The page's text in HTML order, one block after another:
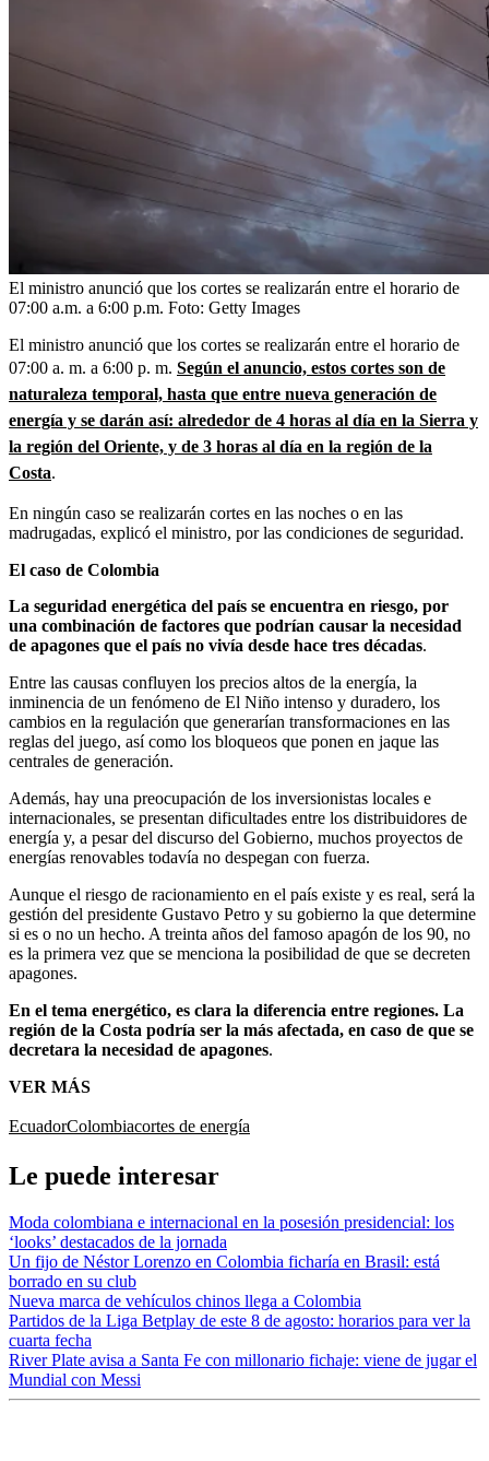
El ministro anunció que los cortes se realizarán entre el horario de
07:00 a.m. a 6:00 p.m. Foto: Getty Images
El ministro anunció que los cortes se realizarán entre el horario de
07:00 a. m. a 6:00 p. m. Según el anuncio, estos cortes son de
naturaleza temporal, hasta que entre nueva generación de
energía y se darán así: alrededor de 4 horas al día en la Sierra y
la región del Oriente, y de 3 horas al día en la región de la
Costa.
En ningún caso se realizarán cortes en las noches o en las
madrugadas, explicó el ministro, por las condiciones de seguridad.
El caso de Colombia
La seguridad energética del país se encuentra en riesgo, por
una combinación de factores que podrían causar la necesidad
de apagones que el país no vivía desde hace tres décadas.
Entre las causas confluyen los precios altos de la energía, la
inminencia de un fenómeno de El Niño intenso y duradero, los
cambios en la regulación que generarían transformaciones en las
reglas del juego, así como los bloqueos que ponen en jaque las
centrales de generación.
Además, hay una preocupación de los inversionistas locales e
internacionales, se presentan dificultades entre los distribuidores de
energía y, a pesar del discurso del Gobierno, muchos proyectos de
energías renovables todavía no despegan con fuerza.
Aunque el riesgo de racionamiento en el país existe y es real, será la
gestión del presidente Gustavo Petro y su gobierno la que determine
si es o no un hecho. A treinta años del famoso apagón de los 90, no
es la primera vez que se menciona la posibilidad de que se decreten
apagones.
En el tema energético, es clara la diferencia entre regiones. La
región de la Costa podría ser la más afectada, en caso de que se
decretara la necesidad de apagones.
VER MÁS
EcuadorColombiacortes de energía
Le puede interesar
Moda colombiana e internacional en la posesión presidencial: los
‘looks’ destacados de la jornada
Un fijo de Néstor Lorenzo en Colombia ficharía en Brasil: está
borrado en su club
Nueva marca de vehículos chinos llega a Colombia
Partidos de la Liga Betplay de este 8 de agosto: horarios para ver la
cuarta fecha
River Plate avisa a Santa Fe con millonario fichaje: viene de jugar el
Mundial con Messi